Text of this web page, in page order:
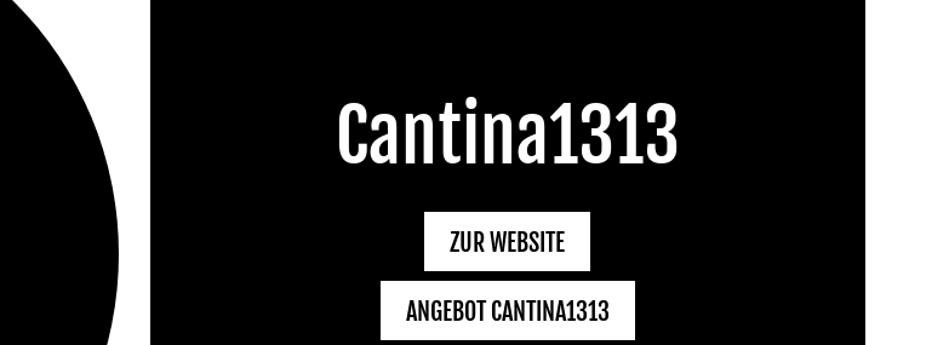
Cantina1313
ZUR WEBSITE
ANGEBOT CANTINA1313